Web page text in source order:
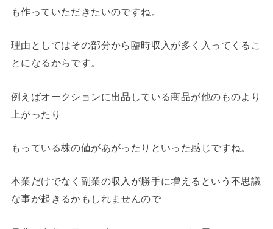
も作っていただきたいのですね。
理由としてはその部分から臨時収入が多く入ってくるこ
とになるからです。
例えばオークションに出品している商品が他のものより
上がったり
もっている株の値があがったりといった感じですね。
本業だけでなく副業の収入が勝手に増えるという不思議
な事が起きるかもしれませんので